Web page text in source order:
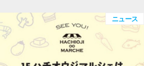
ニュース